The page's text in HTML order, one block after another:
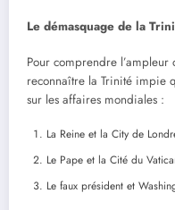
Le démasquage de la
Pour comprendre l’ampleur
reconnaître la Trinité impie
sur les affaires mondiales :
La Reine et la City de
Le Pape et la Cité du
Le faux président et